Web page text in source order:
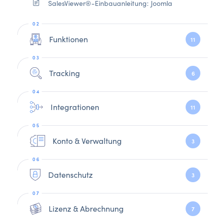
SalesViewer®-Einbauanleitung: Joomla
Funktionen 11
Tracking 6
Integrationen 11
Konto & Verwaltung 3
Datenschutz 3
Lizenz & Abrechnung 7